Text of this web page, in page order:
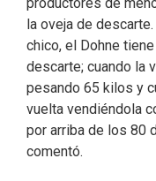
productores de
la oveja de
chico, el Dohne
descarte; cuando la
pesando 65 kilos y
vuelta vendiéndola
por arriba de los 80
comentó.